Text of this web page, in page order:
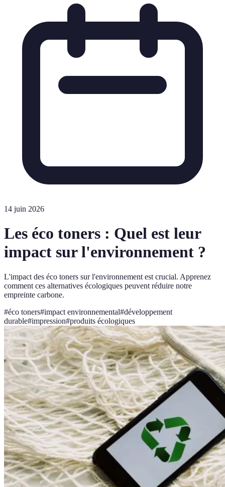
14 juin 2026
Les éco toners : Quel est leur
impact sur l'environnement ?
L'impact des éco toners sur l'environnement est crucial. Apprenez
comment ces alternatives écologiques peuvent réduire notre
empreinte carbone.
#éco toners#impact environnemental#développement
durable#impression#produits écologiques